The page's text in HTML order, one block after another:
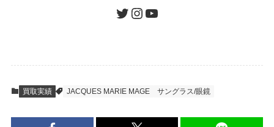
査定結果のご承認 / 入金
到着即日に査定いたします。買取金額にご納
ツイッターインスタグラムユーチューブ
買取実績 JACQUES MARIE MAGE サングラス/眼鏡